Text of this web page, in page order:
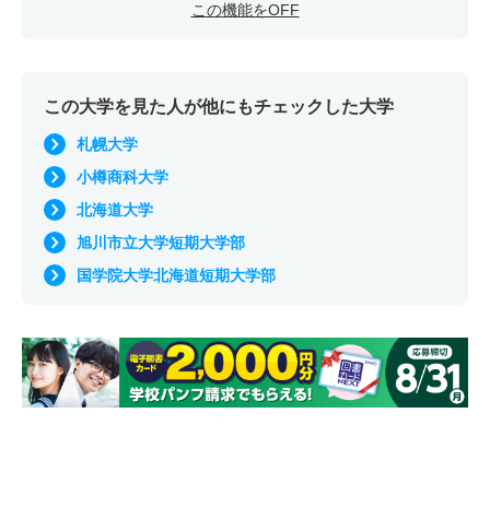
この機能をOFF
この大学を見た人が他にもチェックした大学
札幌大学
小樽商科大学
北海道大学
旭川市立大学短期大学部
国学院大学北海道短期大学部